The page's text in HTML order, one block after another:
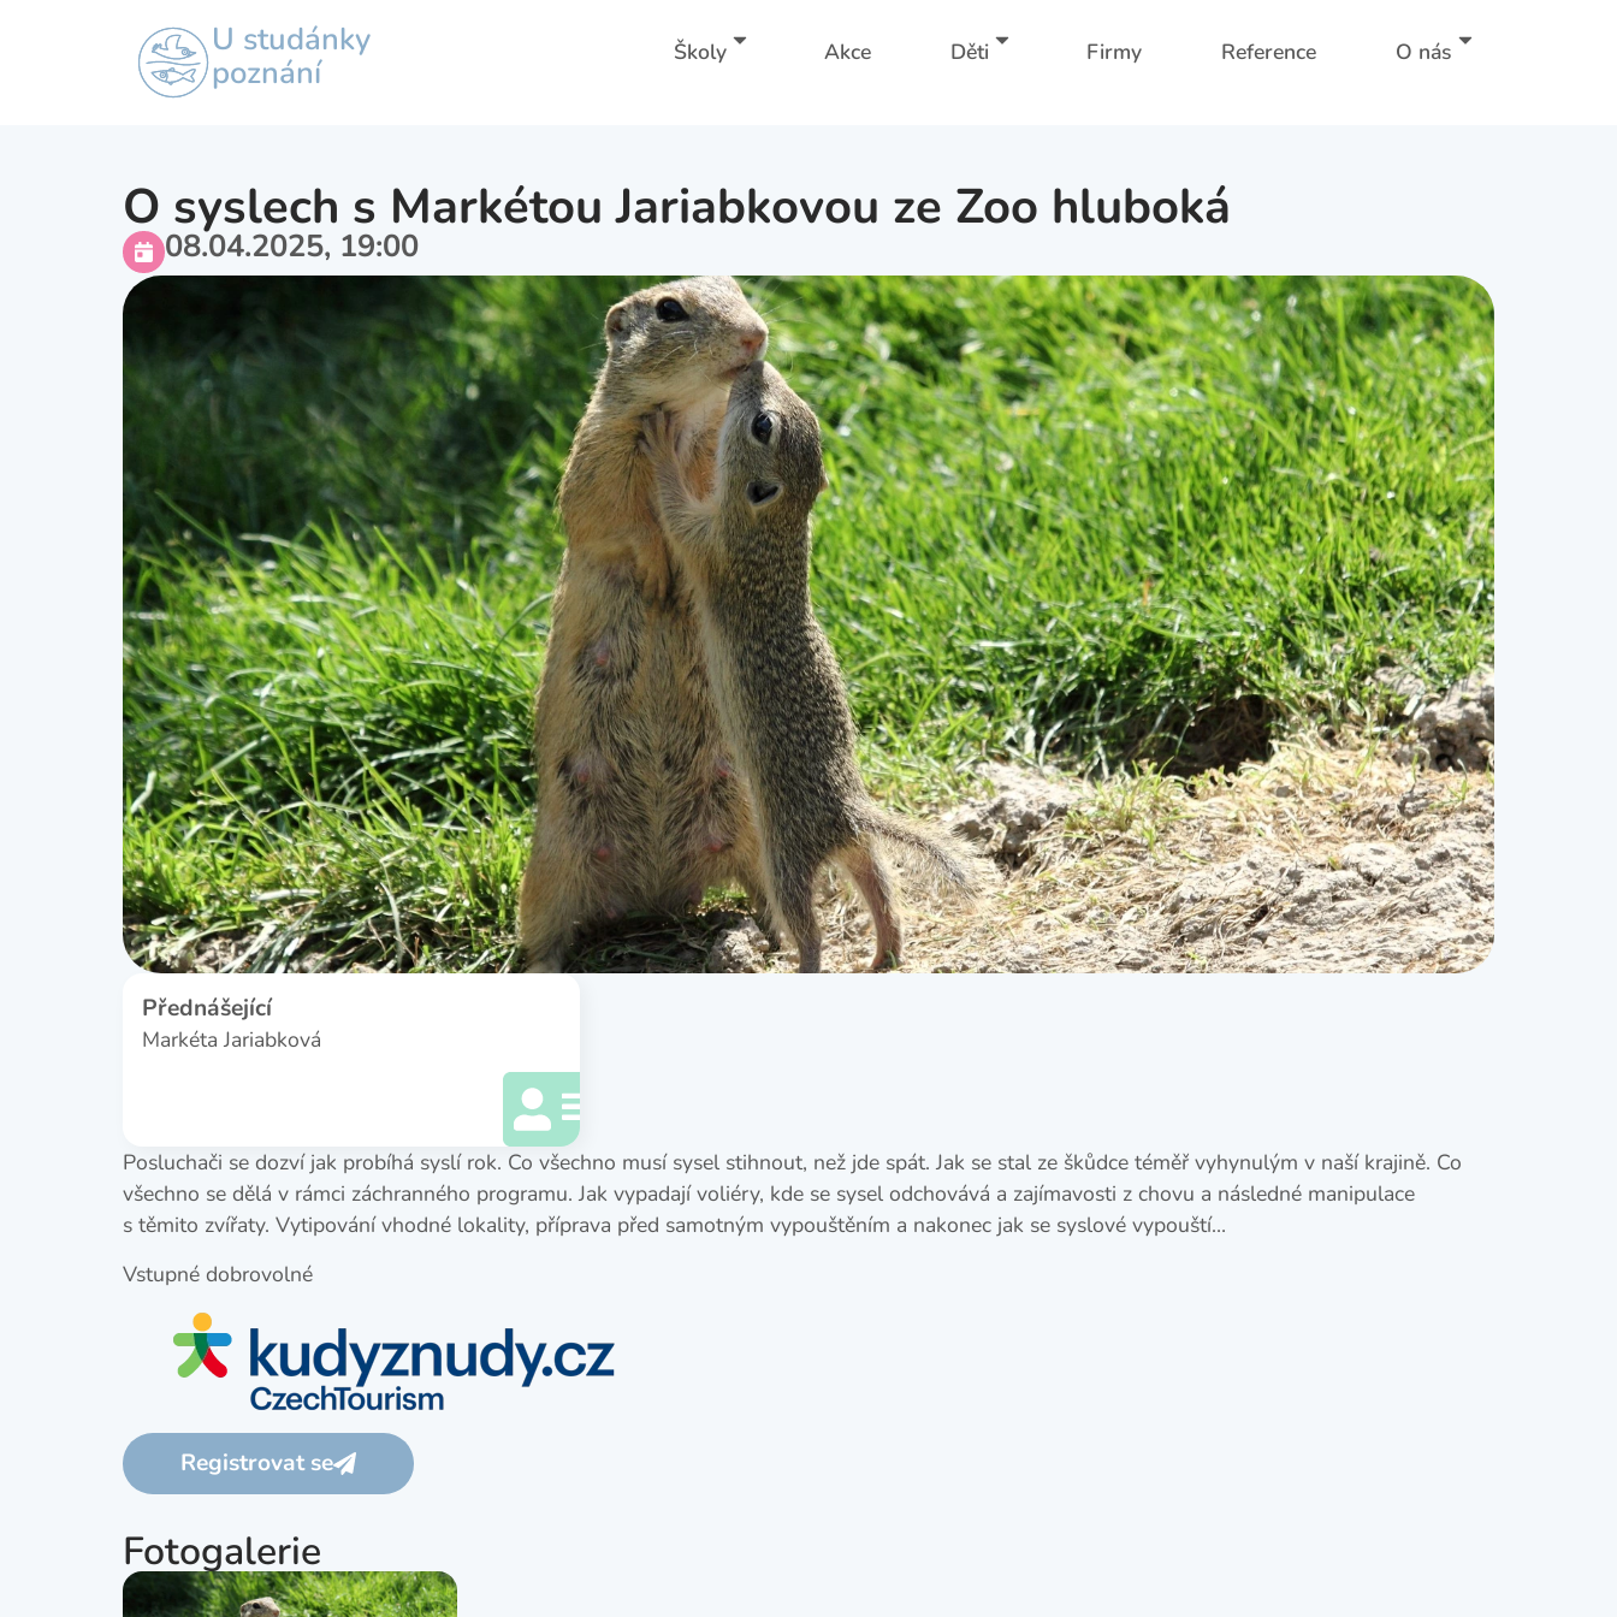
U studánky
poznání
Školy Akce Děti Firmy Reference O nás
O syslech s Markétou Jariabkovou ze Zoo hluboká
08.04.2025, 19:00
Přednášející
Markéta Jariabková
Posluchači se dozví jak probíhá syslí rok. Co všechno musí sysel stihnout, než jde spát. Jak se stal ze škůdce téměř vyhynulým v naší krajině. Co
všechno se dělá v rámci záchranného programu. Jak vypadají voliéry, kde se sysel odchovává a zajímavosti z chovu a následné manipulace
s těmito zvířaty. Vytipování vhodné lokality, příprava před samotným vypouštěním a nakonec jak se syslové vypouští…
Vstupné dobrovolné
Registrovat se
Fotogalerie